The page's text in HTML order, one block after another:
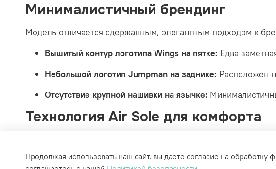
Минималистичный брендинг
Модель отличается сдержанным, элегантным подходом к
Вышитый контур логотипа Wings на пятке: Едва
Небольшой логотип Jumpman на заднике: Расположен
Отсутствие крупной нашивки на язычке:
Технология Air Sole для комфорта
Пенная промежуточная подошва дополняет систему
Продолжая использовать наш сайт, вы даете согласие на